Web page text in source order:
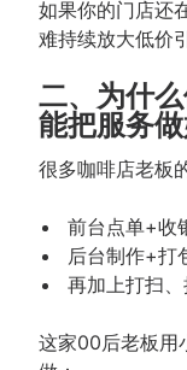
如果你的门店还
难持续放大低价
二、为什
能把服务做
很多咖啡店老板
前台点单+收
后台制作+打
再加上打扫
这家00后老板用